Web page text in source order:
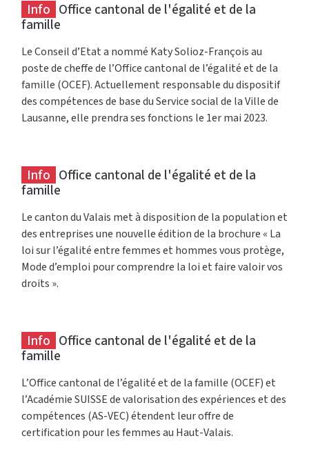
Info Office cantonal de l'égalité et de la
famille
Le Conseil d’Etat a nommé Katy Solioz-François au
poste de cheffe de l’Office cantonal de l’égalité et de la
famille (OCEF). Actuellement responsable du dispositif
des compétences de base du Service social de la Ville de
Lausanne, elle prendra ses fonctions le 1er mai 2023.
Info Office cantonal de l'égalité et de la
famille
Le canton du Valais met à disposition de la population et
des entreprises une nouvelle édition de la brochure « La
loi sur l’égalité entre femmes et hommes vous protège,
Mode d’emploi pour comprendre la loi et faire valoir vos
droits ».
Info Office cantonal de l'égalité et de la
famille
L’Office cantonal de l’égalité et de la famille (OCEF) et
l’Académie SUISSE de valorisation des expériences et des
compétences (AS-VEC) étendent leur offre de
certification pour les femmes au Haut-Valais.